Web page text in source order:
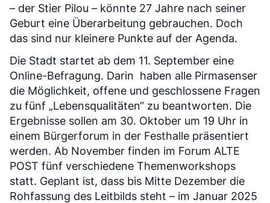
– der Stier Pilou – könnte 27 Jahre nach seiner
Geburt eine Überarbeitung gebrauchen. Doch
das sind nur kleinere Punkte auf der Agenda.
Die Stadt startet ab dem 11. September eine
Online-Befragung. Darin haben alle Pirmasenser
die Möglichkeit, offene und geschlossene Fragen
zu fünf „Lebensqualitäten“ zu beantworten. Die
Ergebnisse sollen am 30. Oktober um 19 Uhr in
einem Bürgerforum in der Festhalle präsentiert
werden. Ab November finden im Forum ALTE
POST fünf verschiedene Themenworkshops
statt. Geplant ist, dass bis Mitte Dezember die
Rohfassung des Leitbilds steht – im Januar 2025